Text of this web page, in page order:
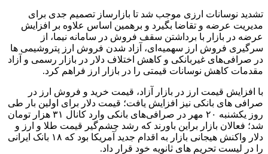
تشدید نوسانات ارزی موجب شد تا بازارساز تصمیم جدی برای
مدیریت عرضه و تقاضا بگیرد و برهمین اساس علاوه بر افزایش
عرضه در بازار با برداشتن سقف فروش در سامانه نیما، از
سرگیری فروش ارز سهمیه‌ای، آزاد شدن فروش ارز پتروشیمی ها
در صرافی‌های غیربانکی و کاهش اختلاف دلار در بازار رسمی و آزاد
مقدمات کاهش نوسانات قیمتی را در بازار ارز فراهم کرد.
با افزایش قیمت ارز در بازار آزاد، قیمت خرید و فروش ارز در
صرافی های بانکی نیز افزایش یافت؛ قیمت دلار برای اولین بار طی
روز یکشنبه ۲۰ مهر در صرافی‌های بانکی وارد کانال ۳۱ هزار تومان
شد؛ فعالان بازار براین باورند که رشد چشم‌گیر قیمت طلا و ارز و
دلار واکنش هیجانی بازار به اقدام جدید آمریکا بود که ۱۸ بانک ایرانی
را در لیست تحریم های ثانویه خود قرار داد.